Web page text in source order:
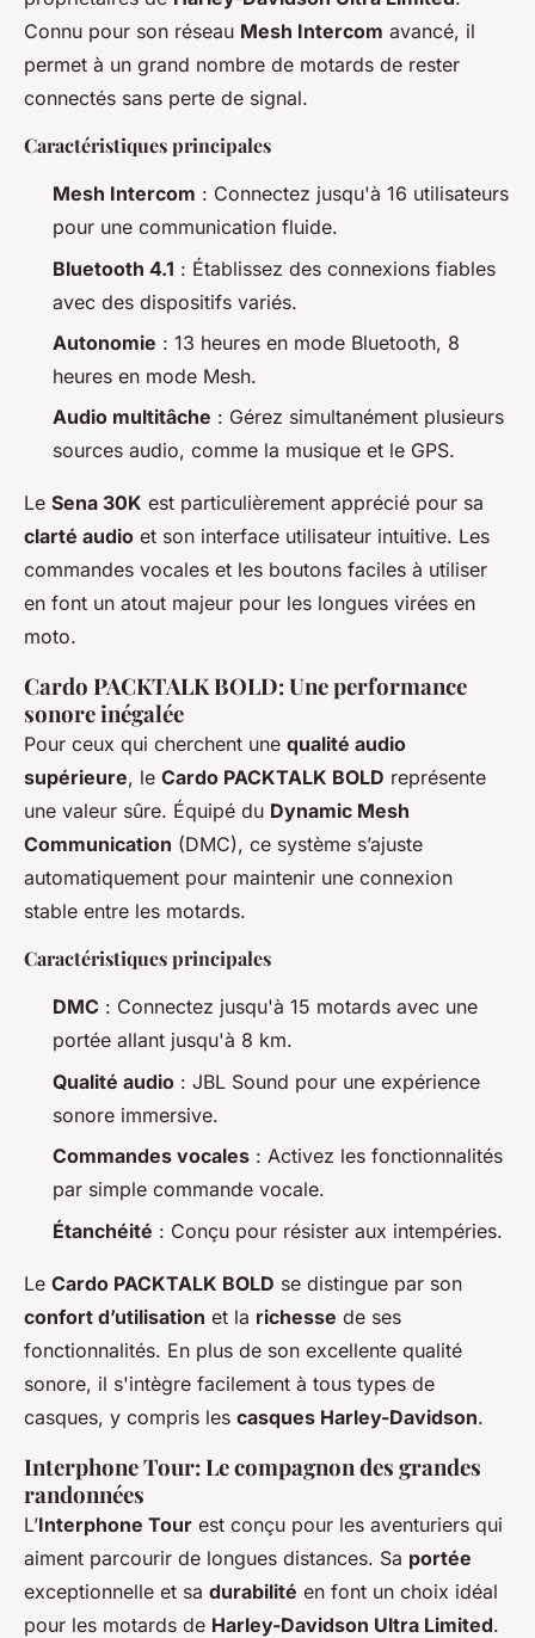
Connu pour son réseau Mesh Intercom avancé, il
permet à un grand nombre de motards de rester
connectés sans perte de signal.
Caractéristiques principales
Mesh Intercom : Connectez jusqu'à 16 utilisateurs
pour une communication fluide.
Bluetooth 4.1 : Établissez des connexions fiables
avec des dispositifs variés.
Autonomie : 13 heures en mode Bluetooth, 8
heures en mode Mesh.
Audio multitâche : Gérez simultanément plusieurs
sources audio, comme la musique et le GPS.
Le Sena 30K est particulièrement apprécié pour sa
clarté audio et son interface utilisateur intuitive. Les
commandes vocales et les boutons faciles à utiliser
en font un atout majeur pour les longues virées en
moto.
Cardo PACKTALK BOLD: Une performance
sonore inégalée
Pour ceux qui cherchent une qualité audio
supérieure, le Cardo PACKTALK BOLD représente
une valeur sûre. Équipé du Dynamic Mesh
Communication (DMC), ce système s’ajuste
automatiquement pour maintenir une connexion
stable entre les motards.
Caractéristiques principales
DMC : Connectez jusqu'à 15 motards avec une
portée allant jusqu'à 8 km.
Qualité audio : JBL Sound pour une expérience
sonore immersive.
Commandes vocales : Activez les fonctionnalités
par simple commande vocale.
Étanchéité : Conçu pour résister aux intempéries.
Le Cardo PACKTALK BOLD se distingue par son
confort d’utilisation et la richesse de ses
fonctionnalités. En plus de son excellente qualité
sonore, il s'intègre facilement à tous types de
casques, y compris les casques Harley-Davidson.
Interphone Tour: Le compagnon des grandes
randonnées
L’Interphone Tour est conçu pour les aventuriers qui
aiment parcourir de longues distances. Sa portée
exceptionnelle et sa durabilité en font un choix idéal
pour les motards de Harley-Davidson Ultra Limited.